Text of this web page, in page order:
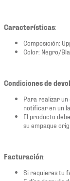
Características:
Composición:
Color: Negro/
Condiciones de
Para realizar
notificar en un
El producto
su empaque
Facturación:
Si requieres tu